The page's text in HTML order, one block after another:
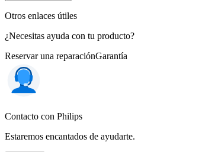
Otros enlaces útiles
¿Necesitas ayuda con tu producto?
Reservar una reparaciónGarantía
Contacto con Philips
Estaremos encantados de ayudarte.